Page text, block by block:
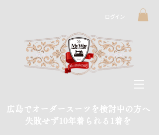
ログイン
広島でオーダースーツを検討中の方へ
​失敗せず10年着られる1着を